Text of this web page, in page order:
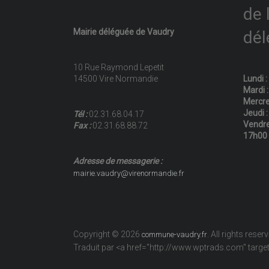
Mairie déléguée de Vaudry
10 Rue Raymond Lepetit
14500 Vire Normandie
Tél :02.31.68.04.17
Fax :02.31.68.88.72
Adresse de messagerie :
mairie.vaudry@virenormandie.fr
de
Lundi
Mardi
Jeudi
17h00
Copyright © 2026 commune-vaudry.fr . All rights
Traduit par <a href="http://www.wptrads.com"